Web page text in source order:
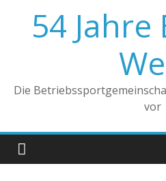
springen54 Jahre
Die
vor